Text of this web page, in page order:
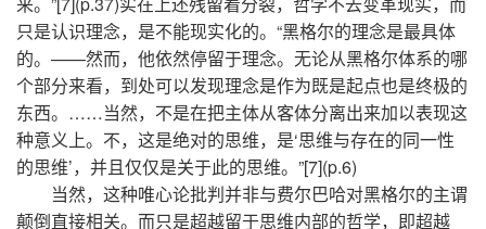
只是认识理念，是不能现实化的。“黑格尔的理念是最具体
的。——然而，他依然停留于理念。无论从黑格尔体系的哪
个部分来看，到处可以发现理念是作为既是起点也是终极的
东西。……当然，不是在把主体从客体分离出来加以表现这
种意义上。不，这是绝对的思维，是‘思维与存在的同一性
的思维’，并且仅仅是关于此的思维。”[7](p.6)
当然，这种唯心论批判并非与费尔巴哈对黑格尔的主谓
颠倒直接相关。而只是超越留于思维内部的哲学，即超越